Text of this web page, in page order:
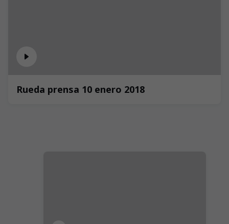
Rueda prensa 10 enero 2018